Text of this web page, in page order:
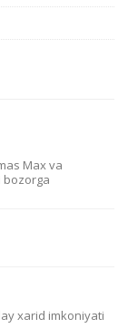
Max va
bozorga
xarid imkoniyati